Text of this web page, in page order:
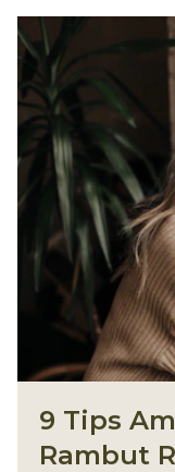
9 Tips
Rambut